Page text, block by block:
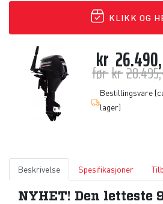
KLIKK OG
kr
førkr
Bestillingsvare
lager)
Beskrivelse Spesifikasjoner
NYHET! Den letteste